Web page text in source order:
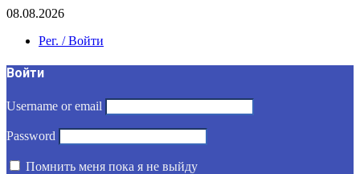
08.08.2026
Рег. / Войти
Войти
Username or email
Password
Помнить меня пока я не выйду